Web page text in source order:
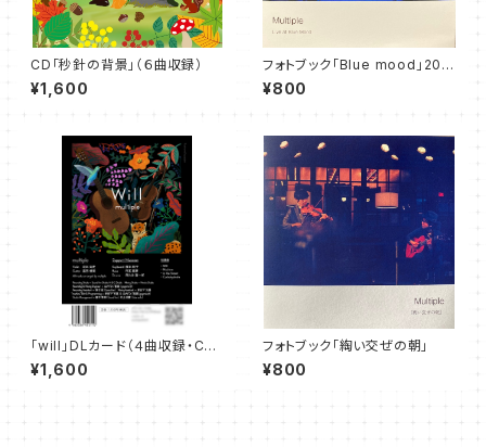
CD「秒針の背景」（６曲収録）
¥1,600
フォトブック「Blue mood」201
8-2019
¥800
「will」DLカード（４曲収録・CD-
R付）
¥1,600
フォトブック「綯い交ぜの朝」
¥800